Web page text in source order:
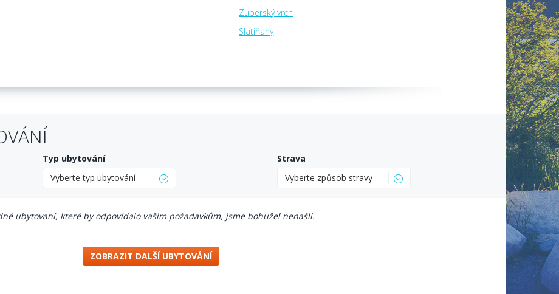
Zuberský vrch
Slatiňany
Typ ubytování
Vyberte typ ubytování
Strava
Vyberte způsob stravy
ubytovaní, které by odpovídalo vašim požadavkům, jsme bohužel nenašli.
ZOBRAZIT DALŠÍ UBYTOVÁNÍ